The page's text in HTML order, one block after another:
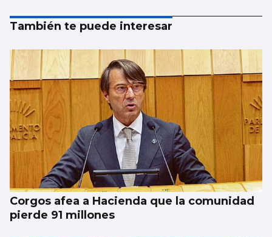
También te puede interesar
Corgos afea a Hacienda que la comunidad
pierde 91 millones